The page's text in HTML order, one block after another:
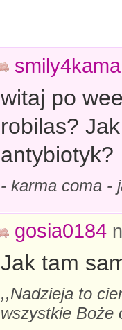
smily4kama
witaj po
robilas?
antybiotyk?
- karma coma -
gosia0184
Jak tam
,,Nadzieja to
wszystkie